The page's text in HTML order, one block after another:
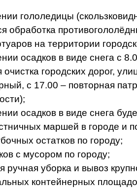
гололедицы
обработка
на территории
осадков в виде снега с
очистка городских дорог,
с 17.00 – повторная
осадков в виде снега
маршей в городе и
остатков по городу;
с мусором по городу;
ручная уборка и вывоз
контейнерных